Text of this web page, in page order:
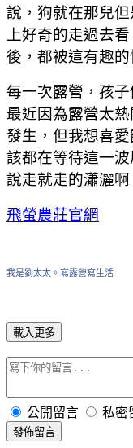
說，狗就在那兒
上好奇的走過去
後，都被這有趣的
每一次露營，孩
最近因為露營太
發生，但我想喜
該都在等待這一
說走就走的瀟灑啊
飛螢農莊官網
我是劉太太。寫露營寫生活
載入更多
公開留言 私密
發佈留言